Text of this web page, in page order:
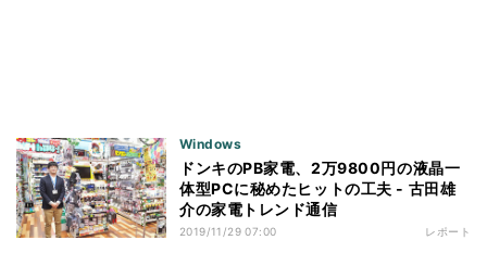
Windows
ドンキのPB家電、2万9800円の液晶一
体型PCに秘めたヒットの工夫 - 古田雄
介の家電トレンド通信
2019/11/29 07:00 レポート